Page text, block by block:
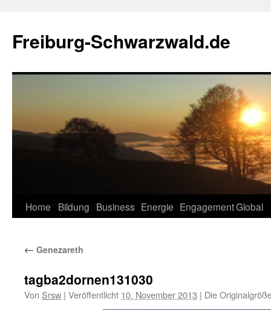
springen
Freiburg-Schwarzwald.de
Home Bildung Business Energie EngagementGlobal
← Genezareth
tagba2dornen131030
Von Srsw | Veröffentlicht 10. November 2013 | Die